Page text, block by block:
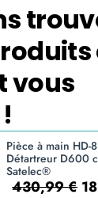
vous
Pièce à main HD-
Détartreur D600
Satelec®
430,99€